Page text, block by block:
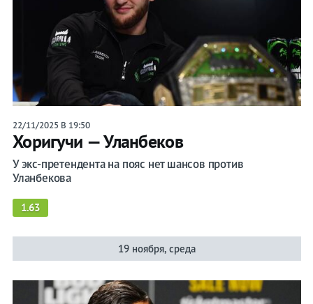
22/11/2025 В 19:50
Хоригучи — Уланбеков
У экс-претендента на пояс нет шансов против
Уланбекова
1.63
19 ноября, среда